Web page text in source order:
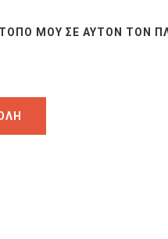
ΜΟΥ ΣΕ ΑΥΤΌΝ ΤΟΝ